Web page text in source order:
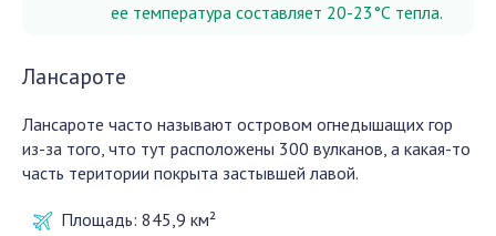
ее температура составляет 20-23°С тепла.
Лансароте
Лансароте часто называют островом огнедышащих гор
из-за того, что тут расположены 300 вулканов, а какая-то
часть територии покрыта застывшей лавой.
Площадь: 845,9 км²